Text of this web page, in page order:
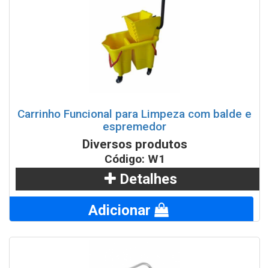
Carrinho Funcional para Limpeza com balde e
espremedor
Diversos produtos
Código: W1
Detalhes
Adicionar